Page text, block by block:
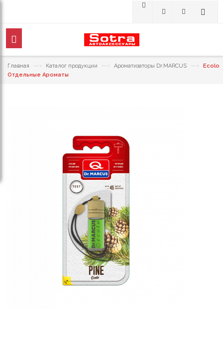
Главная —› Каталог продукции —› Ароматизаторы Dr.MARCUS —›
Ecolo
Отдельные Ароматы